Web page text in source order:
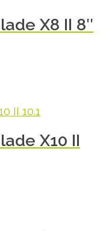
X8 II 8″
X10 II